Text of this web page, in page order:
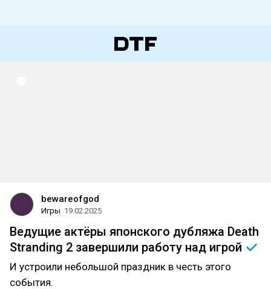
bewareofgod
Игры 19.02.2025
Ведущие актёры японского дубляжа Death
Stranding 2 завершили работу над игрой
И устроили небольшой праздник в честь этого
события.